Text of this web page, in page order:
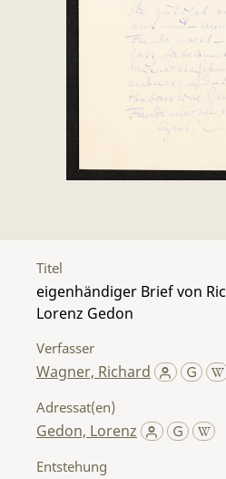
Titel
eigenhändiger Brief von
Lorenz Gedon
Verfasser
Wagner, Richard
Adressat(en)
Gedon, Lorenz
Entstehung